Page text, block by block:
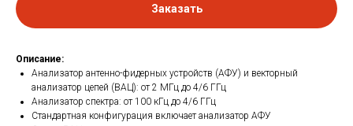
Заказать
Описание:
Анализатор антенно-фидерных устройств (АФУ) и векторный
анализатор цепей (ВАЦ): от 2 МГц до 4/6 ГГц
Анализатор спектра: от 100 кГц до 4/6 ГГц
Стандартная конфигурация включает анализатор АФУ